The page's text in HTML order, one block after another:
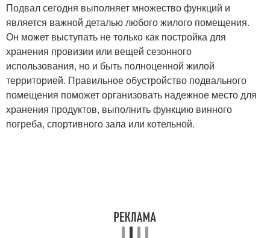
Подвал сегодня выполняет множество функций и
является важной деталью любого жилого помещения.
Он может выступать не только как постройка для
хранения провизии или вещей сезонного
использования, но и быть полноценной жилой
территорией. Правильное обустройство подвального
помещения поможет организовать надежное место для
хранения продуктов, выполнить функцию винного
погреба, спортивного зала или котельной.